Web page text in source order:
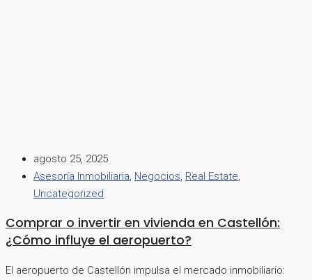
agosto 25, 2025
Asesoría Inmobiliaria, Negocios, Real Estate,
Uncategorized
Comprar o invertir en vivienda en Castellón:
¿Cómo influye el aeropuerto?
El aeropuerto de Castellón impulsa el mercado inmobiliario: